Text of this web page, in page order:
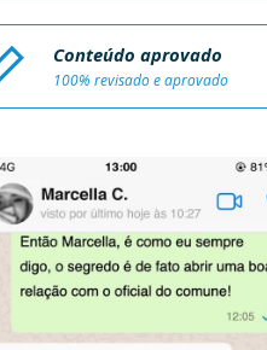
Conteúdo aprovado
100% revisado e aprovado